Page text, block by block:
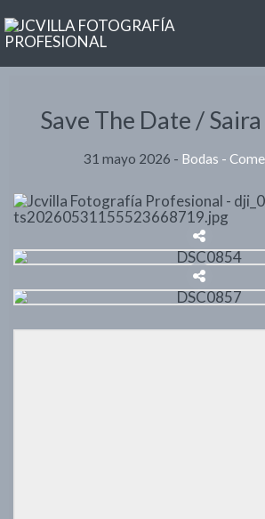
Save The Date /
31 mayo 2026 - Bodas -